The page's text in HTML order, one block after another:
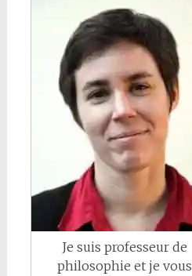
Je suis professeur de
philosophie et je vous